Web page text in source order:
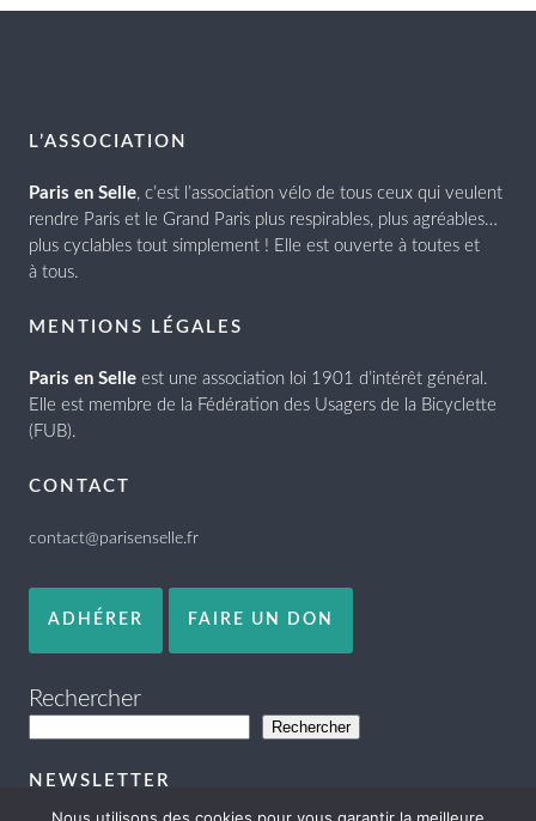
L’ASSOCIATION
Paris en Selle, c’est l’association vélo de tous ceux qui veulent
rendre Paris et le Grand Paris plus respirables, plus agréables…
plus cyclables tout simplement ! Elle est ouverte à toutes et
à tous.
MENTIONS LÉGALES
Paris en Selle est une association loi 1901 d’intérêt général.
Elle est membre de la Fédération des Usagers de la Bicyclette
(FUB).
CONTACT
contact@parisenselle.fr
ADHÉRER FAIRE UN DON
Rechercher
Rechercher
NEWSLETTER